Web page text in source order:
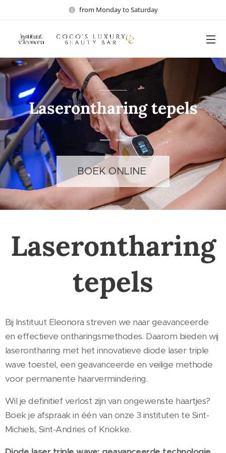
from Monday to Saturday
Laserontharing tepels
BOEK ONLINE
Laserontharing
tepels
Bij Instituut Eleonora streven we naar geavanceerde
en effectieve ontharingsmethodes. Daarom bieden wij
laserontharing met het innovatieve diode laser triple
wave toestel, een geavanceerde en veilige methode
voor permanente haarvermindering.
Wil je definitief verlost zijn van ongewenste haartjes?
Boek je afspraak in één van onze 3 instituten te Sint-
Michiels, Sint-Andries of Knokke.